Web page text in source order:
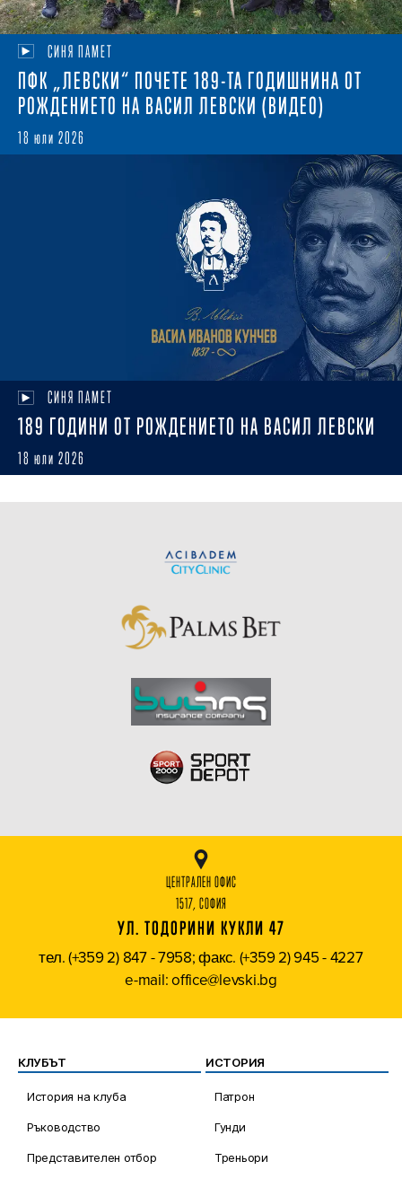
СИНЯ ПАМЕТ
ПФК „ЛЕВСКИ“ ПОЧЕТЕ 189-ТА ГОДИШНИНА ОТ
РОЖДЕНИЕТО НА ВАСИЛ ЛЕВСКИ (ВИДЕО)
18 юли 2026
СИНЯ ПАМЕТ
189 ГОДИНИ ОТ РОЖДЕНИЕТО НА ВАСИЛ ЛЕВСКИ
18 юли 2026
ЦЕНТРАЛЕН ОФИС
1517, СОФИЯ
УЛ. ТОДОРИНИ КУКЛИ 47
тел. (+359 2) 847 - 7958; факс. (+359 2) 945 - 4227
e-mail: office@levski.bg
КЛУБЪТ
История на клуба
Ръководство
Представителен отбор
ИСТОРИЯ
Патрон
Гунди
Треньори